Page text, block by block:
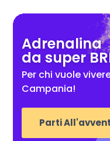
Adrenalina
da super
Per chi vuole
Campania!
Parti